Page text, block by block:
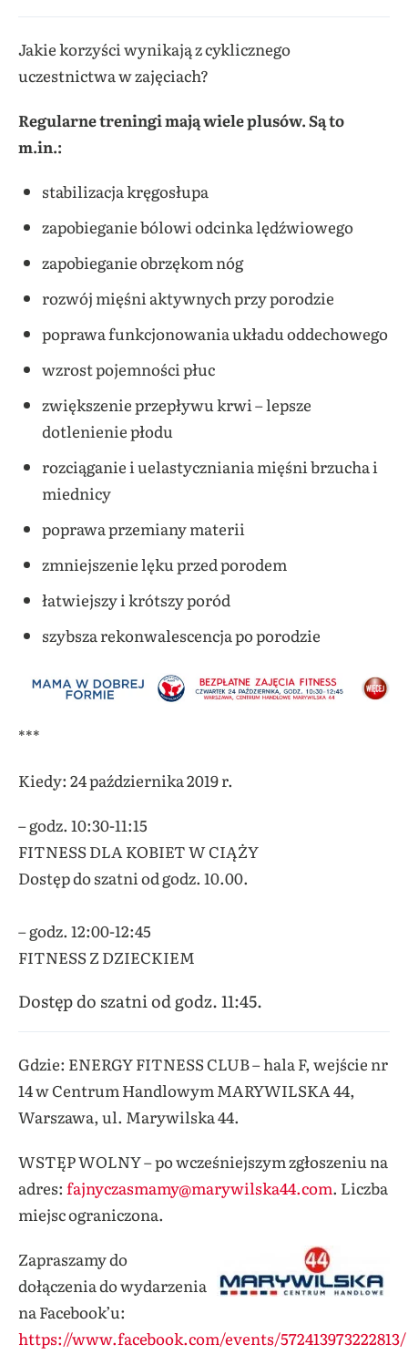
Jakie korzyści wynikają z cyklicznego
uczestnictwa w zajęciach?
Regularne treningi mają wiele plusów. Są to
m.in.:
stabilizacja kręgosłupa
zapobieganie bólowi odcinka lędźwiowego
zapobieganie obrzękom nóg
rozwój mięśni aktywnych przy porodzie
poprawa funkcjonowania układu oddechowego
wzrost pojemności płuc
zwiększenie przepływu krwi – lepsze
dotlenienie płodu
rozciąganie i uelastyczniania mięśni brzucha i
miednicy
poprawa przemiany materii
zmniejszenie lęku przed porodem
łatwiejszy i krótszy poród
szybsza rekonwalescencja po porodzie
***
Kiedy: 24 października 2019 r.
– godz. 10:30-11:15
FITNESS DLA KOBIET W CIĄŻY
Dostęp do szatni od godz. 10.00.
– godz. 12:00-12:45
FITNESS Z DZIECKIEM
Dostęp do szatni od godz. 11:45.
Gdzie: ENERGY FITNESS CLUB – hala F, wejście nr
14 w Centrum Handlowym MARYWILSKA 44,
Warszawa, ul. Marywilska 44.
WSTĘP WOLNY – po wcześniejszym zgłoszeniu na
adres: fajnyczasmamy@marywilska44.com. Liczba
miejsc ograniczona.
Zapraszamy do
dołączenia do wydarzenia
na Facebook’u:
https://www.facebook.com/events/572413973222813/